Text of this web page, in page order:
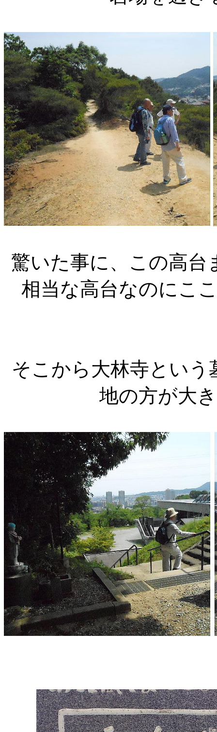
驚いた事に、この高台
相当な高台なのにこ
そこから大林寺とい
地の方が大